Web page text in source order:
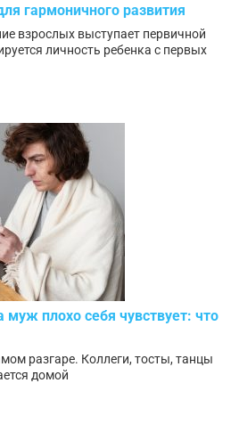
гармоничного развития
взрослых выступает первичной
личность ребенка с первых
муж плохо себя чувствует: что
разгаре. Коллеги, тосты, танцы
домой